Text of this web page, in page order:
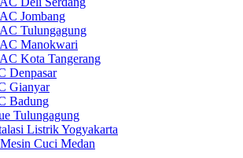
Jombang
Tulungagung
Manokwari
Kota Tangerang
Denpasar
Gianyar
Badung
Tulungagung
Listrik Yogyakarta
Cuci Medan